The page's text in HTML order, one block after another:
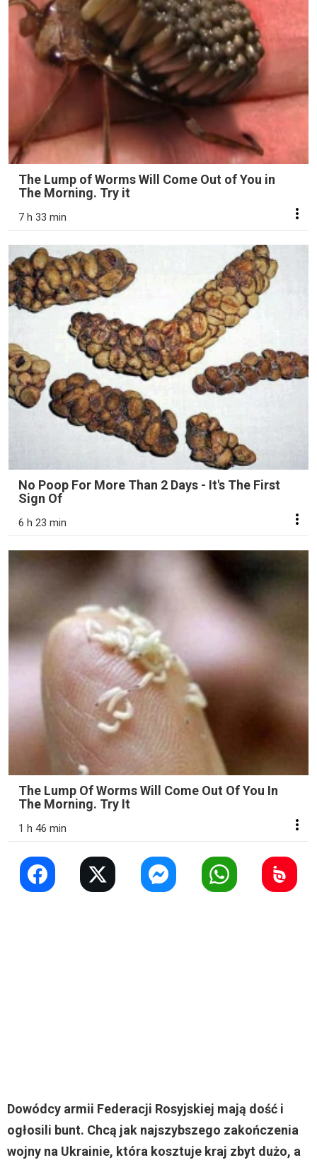
The Lump of Worms Will Come Out of You in
The Morning. Try it
7 h 33 min
No Poop For More Than 2 Days - It's The First
Sign Of
6 h 23 min
The Lump Of Worms Will Come Out Of You In
The Morning. Try It
1 h 46 min
Dowódcy armii Federacji Rosyjskiej mają dość i
ogłosili bunt. Chcą jak najszybszego zakończenia
wojny na Ukrainie, która kosztuje kraj zbyt dużo, a